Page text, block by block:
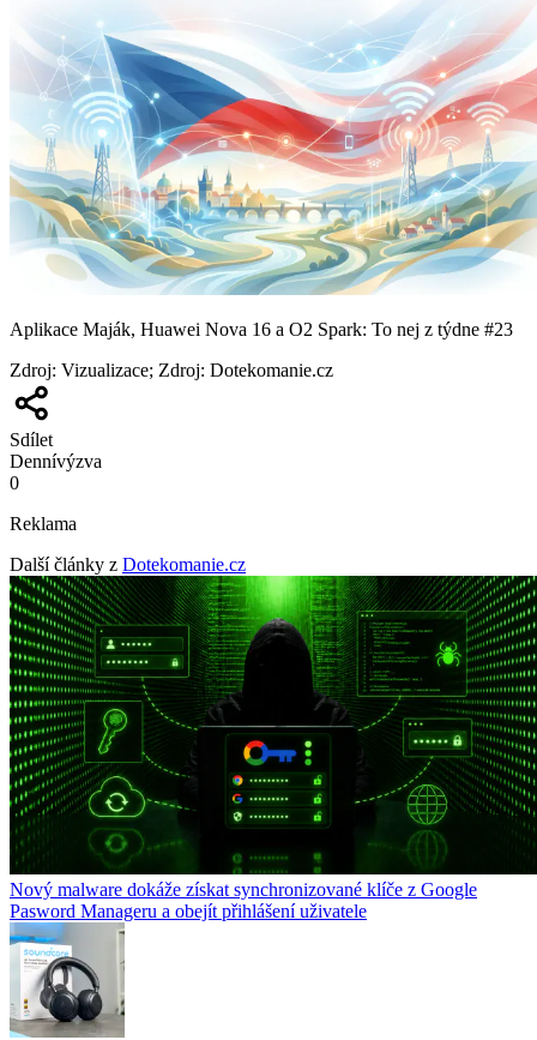
Aplikace Maják, Huawei Nova 16 a O2 Spark: To nej z týdne #23
Zdroj: Vizualizace; Zdroj: Dotekomanie.cz
Sdílet
Dennívýzva
0
Reklama
Další články z Dotekomanie.cz
Nový malware dokáže získat synchronizované klíče z Google
Pasword Manageru a obejít přihlášení uživatele